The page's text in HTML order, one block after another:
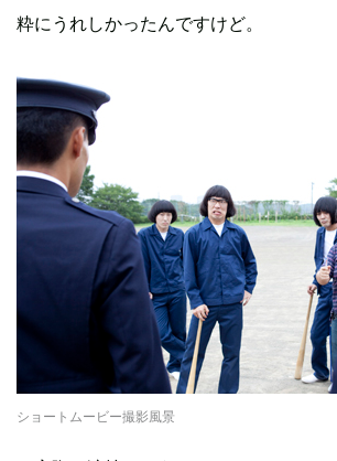
粋にうれしかったんですけど。
ショートムービー撮影風景